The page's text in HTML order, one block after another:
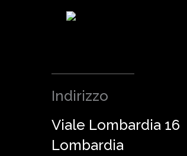
Indirizzo
Viale Lombardia 16
Lombardia